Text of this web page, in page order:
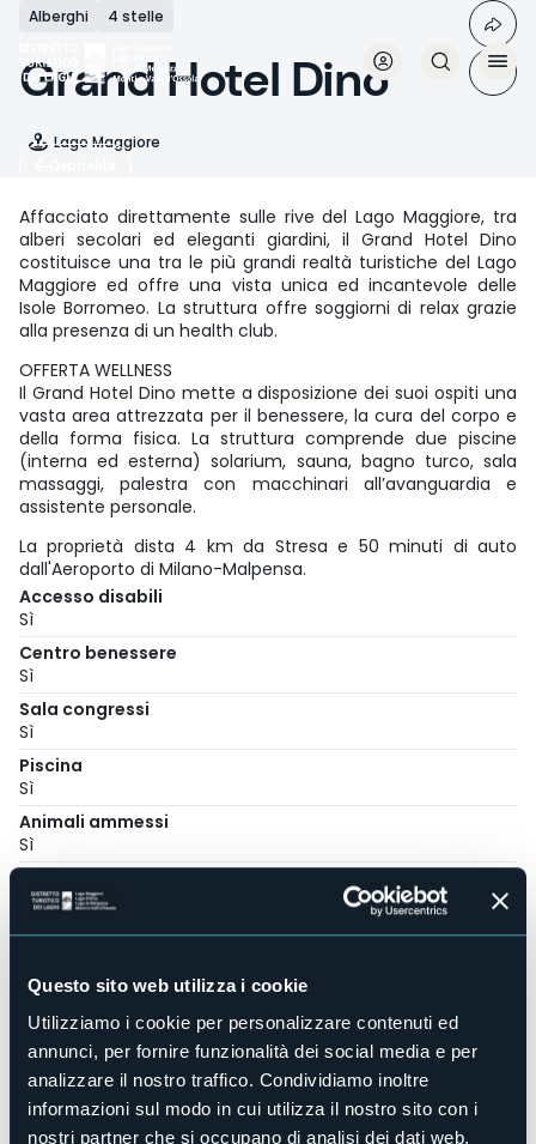
Questo sito web utilizza i cookie
Utilizziamo i cookie per personalizzare contenuti ed
annunci, per fornire funzionalità dei social media e per
analizzare il nostro traffico. Condividiamo inoltre
informazioni sul modo in cui utilizza il nostro sito con i
nostri partner che si occupano di analisi dei dati web,
Salta
contenuto
principale
Alberghi 4 stelle
Grand Hotel Dino
Lago Maggiore
Affacciato direttamente sulle rive del Lago Maggiore, tra
alberi secolari ed eleganti giardini, il Grand Hotel Dino
costituisce una tra le più grandi realtà turistiche del Lago
Maggiore ed offre una vista unica ed incantevole delle
Isole Borromeo. La struttura offre soggiorni di relax grazie
alla presenza di un health club.
OFFERTA WELLNESS
Il Grand Hotel Dino mette a disposizione dei suoi ospiti una
vasta area attrezzata per il benessere, la cura del corpo e
della forma fisica. La struttura comprende due piscine
(interna ed esterna) solarium, sauna, bagno turco, sala
massaggi, palestra con macchinari all’avanguardia e
assistente personale.
La proprietà dista 4 km da Stresa e 50 minuti di auto
dall'Aeroporto di Milano-Malpensa.
Accesso disabili
Sì
Centro benessere
Sì
Sala congressi
Sì
Piscina
Sì
Animali ammessi
Sì
369
Posti letto
E-mail
info@grandhoteldino.com
Sito web
https://zaccherahotels.com/
Telefono
+39 0323 922201 / +39 0323 913813